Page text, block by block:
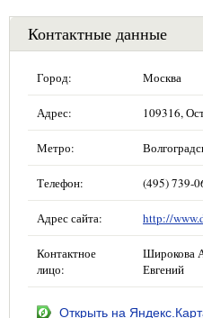
Контактные данные
Город: Москва
Адрес: 109316,
Метро:
Телефон: (495) 739-
Адрес сайта: http://
Контактное
лицо:
Широкова
Евгений
Открыть на